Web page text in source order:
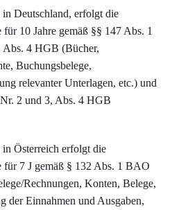
Deutschland, erfolgt die
10 Jahre gemäß §§ 147 Abs. 1
4 HGB (Bücher,
Buchungsbelege,
relevanter Unterlagen, etc.) und
2 und 3, Abs. 4 HGB
Österreich erfolgt die
für 7 J gemäß § 132 Abs. 1 BAO
Rechnungen, Konten, Belege,
der Einnahmen und Ausgaben,